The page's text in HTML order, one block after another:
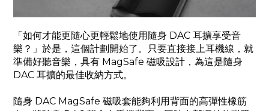
「如何才能更隨心更輕鬆地使用隨身 DAC 耳擴享受音
樂？」於是，這個計劃開始了。只要直接接上耳機線，就
準備好聽音樂，具有 MagSafe 磁吸設計，為這是隨身
DAC 耳擴的最佳收納方式。
隨身 DAC MagSafe 磁吸套能夠利用背面的高彈性橡筋